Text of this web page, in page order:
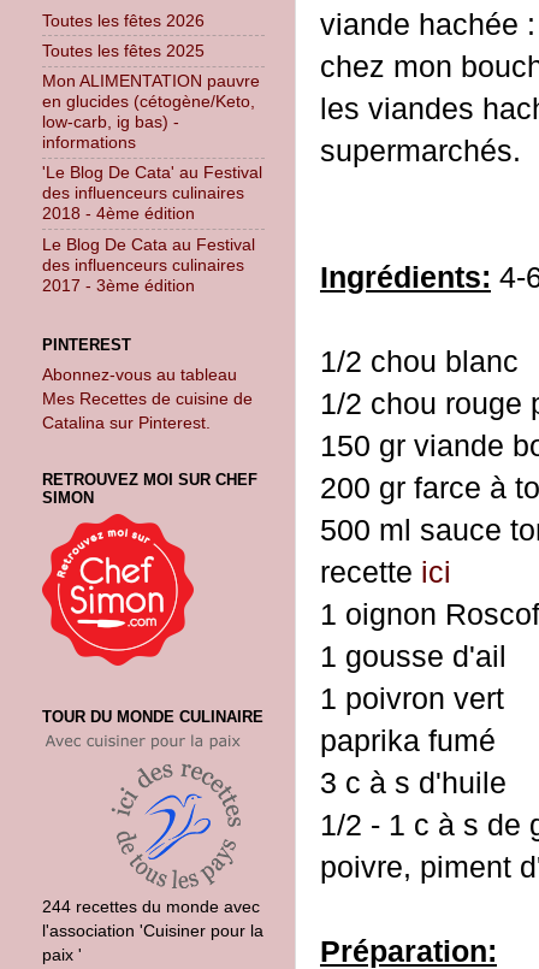
viande hachée
chez mon
les viandes
supermarchés.
Ingrédients: 4-
1/2 chou blanc
1/2 chou rouge
150 gr viande
200 gr farce à
500 ml sauce
recette ici
1 oignon
1 gousse d'ail
1 poivron vert
paprika fumé
3 c à s d'huile
1/2 - 1 c à s de
poivre, piment
Préparation:
Toutes les fêtes 2026
Toutes les fêtes 2025
Mon ALIMENTATION pauvre
en glucides (cétogène/Keto,
low-carb, ig bas) -
informations
'Le Blog De Cata' au Festival
des influenceurs culinaires
2018 - 4ème édition
Le Blog De Cata au Festival
des influenceurs culinaires
2017 - 3ème édition
PINTEREST
Abonnez-vous au tableau
Mes Recettes de cuisine de
Catalina sur Pinterest.
RETROUVEZ MOI SUR CHEF
SIMON
TOUR DU MONDE CULINAIRE
244 recettes du monde avec
l'association 'Cuisiner pour la
paix '